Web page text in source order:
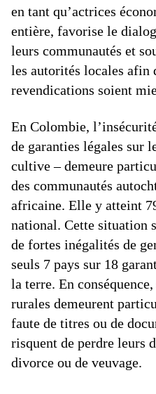
en tant qu’actrices
entière, favorise le
leurs communautés et
les autorités locales afin
revendications soient
En Colombie,
de garanties légales sur
cultive – demeure
des communautés
africaine. Elle y atteint
national. Cette situation
de fortes inégalités de
seuls 7 pays sur 18
la terre. En
rurales demeurent
faute de titres ou de
risquent de perdre leurs
divorce ou de veuvage.